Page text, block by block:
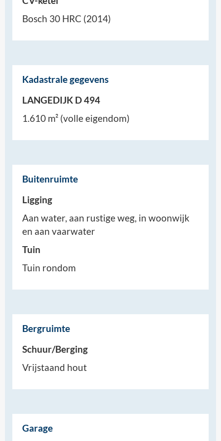
Bosch 30 HRC (2014)
Kadastrale gegevens
LANGEDIJK D 494
1.610 m² (volle eigendom)
Buitenruimte
Ligging
Aan water, aan rustige weg, in woonwijk
en aan vaarwater
Tuin
Tuin rondom
Bergruimte
Schuur/Berging
Vrijstaand hout
Garage